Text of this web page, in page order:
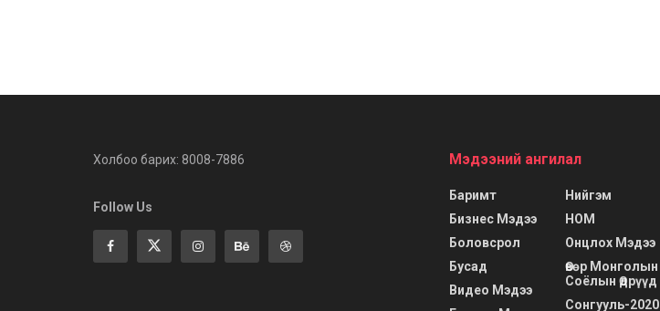
Холбоо барих: 8008-7886
Follow Us
Мэдээний ангилал
Баримт
Бизнес Мэдээ
Боловсрол
Бусад
Видео Мэдээ
Нийгэм
НОМ
Онцлох Мэдээ
Өвөр Монголын
Соёлын Өдрүүд
Сонгууль-2020